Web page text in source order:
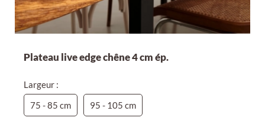
Plateau live edge chêne 4 cm ép.
Largeur :
75 - 85 cm
95 - 105 cm